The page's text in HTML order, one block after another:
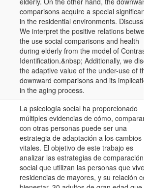
comparisons acquire a special
in the residential environments.
We interpret the positive relations
the use social comparisons and health
during elderly from the model of Contrast-
Identification.&nbsp; Additionally, we
the adaptive value of the under-use of the
downward comparisons and its
in the aging process.
La psicología social ha proporcionado
múltiples evidencias de cómo,
con otras personas puede ser una
estrategia de adaptación a los cambios
vitales. El objetivo de este trabajo es
analizar las estrategias de comparación
social que utilizan las personas que viven
residencias de mayores, y su relación